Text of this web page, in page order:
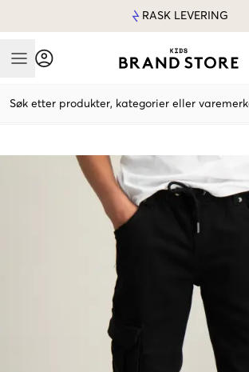
RASK LEVERING
Mobile Menu
Søk etter produkter, kategorier eller